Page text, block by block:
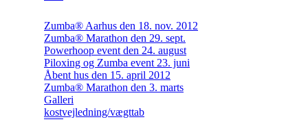
Zumba® Aarhus den 18. nov. 2012
Zumba® Marathon den 29. sept.
Powerhoop event den 24. august
Piloxing og Zumba event 23. juni
Åbent hus den 15. april 2012
Zumba® Marathon den 3. marts
Galleri
kostvejledning/vægttab